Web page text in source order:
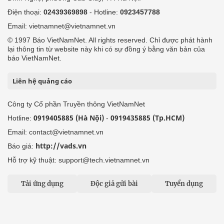
Điện thoại: 02439369898 - Hotline: 0923457788
Email: vietnamnet@vietnamnet.vn
© 1997 Báo VietNamNet. All rights reserved. Chỉ được phát hành
lại thông tin từ website này khi có sự đồng ý bằng văn bản của
báo VietNamNet.
Liên hệ quảng cáo
Công ty Cổ phần Truyền thông VietNamNet
Hotline: 0919405885 (Hà Nội) - 0919435885 (Tp.HCM)
Email: contact@vietnamnet.vn
Báo giá: http://vads.vn
Hỗ trợ kỹ thuật: support@tech.vietnamnet.vn
Tải ứng dụng Độc giả gửi bài Tuyển dụng